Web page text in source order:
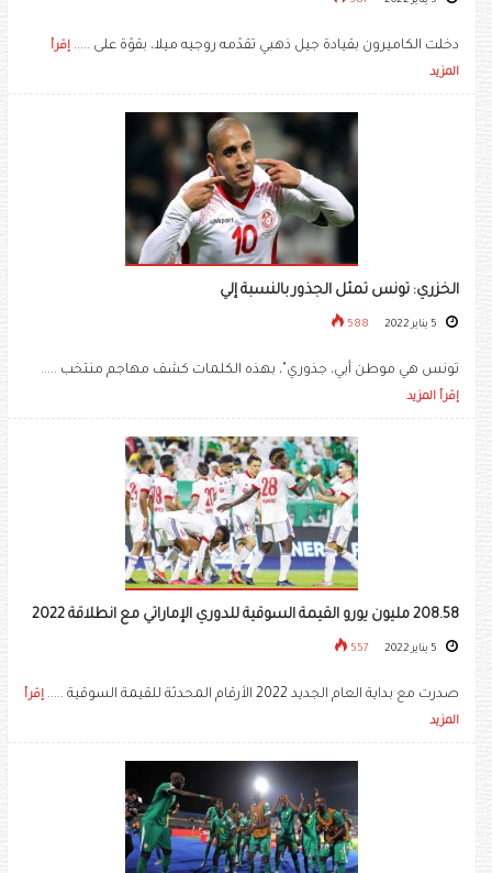
دخلت الكاميرون بقيادة جيل ذهبي تقدّمه روجيه ميلا، بقوّة على ..... إقرأ
المزيد
الخزري: تونس تمثل الجذور بالنسبة إلي
588
تونس هي موطن أبي، جذوري"، بهذه الكلمات كشف مهاجم منتخب .....
إقرأ المزيد
208.58 مليون يورو القيمة السوقية للدوري الإماراتي مع انطلاقة 2022
557
صدرت مع بداية العام الجديد 2022 الأرقام المحدثة للقيمة السوقية .....
إقرأ
المزيد